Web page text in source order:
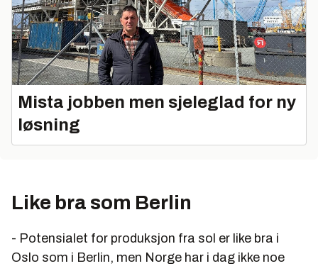
Mista jobben men sjeleglad for ny
løsning
Like bra som Berlin
- Potensialet for produksjon fra sol er like bra i
Oslo som i Berlin, men Norge har i dag ikke noe